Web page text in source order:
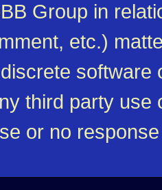
Group in
etc.)
software
third party
or no